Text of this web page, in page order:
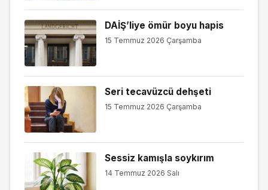
DAİŞ’liye ömür boyu hapis
15 Temmuz 2026 Çarşamba
Seri tecavüzcü dehşeti
15 Temmuz 2026 Çarşamba
Sessiz kamışla soykırım
14 Temmuz 2026 Salı